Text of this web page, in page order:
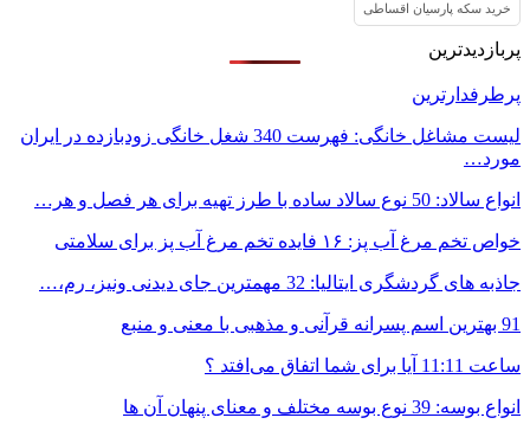
خرید سکه پارسیان اقساطی
پربازدیدترین
پرطرفدارترین
لیست مشاغل خانگی: فهرست 340 شغل خانگی زودبازده در ایران
مورد…
انواع سالاد: 50 نوع سالاد ساده با طرز تهیه برای هر فصل و هر…
خواص تخم مرغ آب پز: ۱۶ فایده تخم مرغ آب پز برای سلامتی
جاذبه های گردشگری ایتالیا: 32 مهمترین جای دیدنی ونیز، رم،…
91 بهترین اسم پسرانه قرآنی و مذهبی با معنی و منبع
ساعت 11:11 آیا برای شما اتفاق می‌افتد ؟
انواع بوسه: 39 نوع بوسه مختلف و معنای پنهان آن ها